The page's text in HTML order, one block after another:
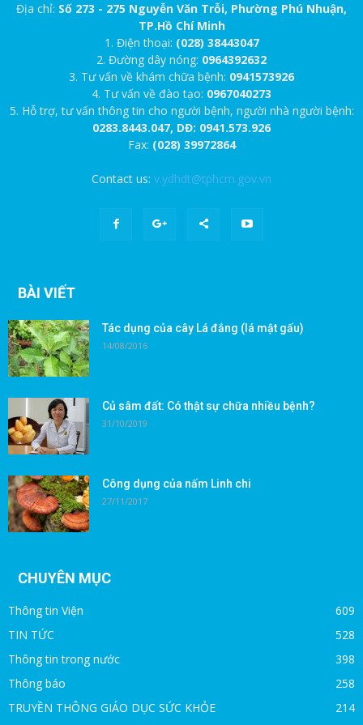
Địa chỉ: Số 273 - 275 Nguyễn Văn Trỗi, Phường Phú Nhuận,
TP.Hồ Chí Minh
1. Điện thoại: (028) 38443047
2. Đường dây nóng: 0964392632
3. Tư vấn về khám chữa bệnh: 0941573926
4. Tư vấn về đào tạo: 0967040273
5. Hỗ trợ, tư vấn thông tin cho người bệnh, người nhà người bệnh:
0283.8443.047, DĐ: 0941.573.926
Fax: (028) 39972864
Contact us: v.ydhdt@tphcm.gov.vn
BÀI VIẾT
Tác dụng của cây Lá đắng (lá mật gấu)
14/08/2016
Củ sâm đất: Có thật sự chữa nhiều bệnh?
31/10/2019
Công dụng của nấm Linh chi
27/11/2017
CHUYÊN MỤC
Thông tin Viện
609
TIN TỨC
528
Thông tin trong nước
398
Thông báo
258
TRUYỀN THÔNG GIÁO DỤC SỨC KHỎE
214